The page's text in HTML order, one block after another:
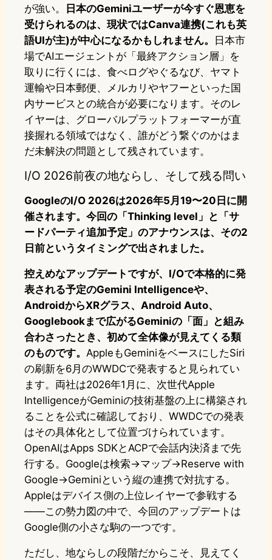
が強い。
日本のGeminiユーザーが今すぐ恩恵を
受けられるのは、現状ではCanva連携(これも英
語UIが主)が中心になるかもしれません。
日本市
場でAIエージェントが「最終アクション層」を
取りに行くには、食べログやぐるなび、ヤマト
運輸や日本郵便、メルカリやヤフーといった国
内サービスとの統合が必要になります。そのレ
イヤーは、グローバルプラットフォーマーが直
接握れる領域ではなく、誰がどう繋ぐのかはま
だ未解決の問題として残されています。
I/O 2026前夜の地ならし、そして残る問い
GoogleのI/O 2026は2026年5月19〜20日に開
催されます。今回の「Thinking level」と「サ
ードパーティ追加予定」のアナウンスは、その2
日前というタイミングで出されました。
控えめなアップデートですが、I/Oで本格的に発
表される予定のGemini Intelligenceや、
AndroidからXRグラス、Android Auto、
Googlebookまで広がるGeminiの「面」と組み
合わさったとき、初めて全体像が見えてくる類
のものです。 AppleもGeminiをベースにしたSiri
の刷新を6月のWWDCで発表すると見られてい
ます。両社は2026年1月に、次世代Apple
IntelligenceがGeminiの技術基盤の上に構築され
ることを公式に確認しており、WWDCでの発表
はその具体化として位置づけられています。
OpenAIはApps SDKとACPで会話内決済まで先
行する。Googleは検索→マップ→Reserve with
Google→Geminiという縦の連携で対抗する。
Appleはデバイス側の上位レイヤーで参戦する
――この勢力図の中で、今回のアップデートは
Google側の小さな駒の一つです。
ただし、地ならしの段階だからこそ、見えてく